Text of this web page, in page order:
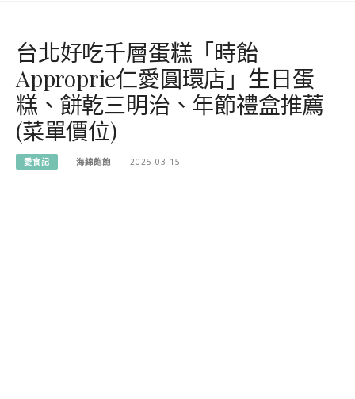
台北好吃千層蛋糕「時飴
Approprie仁愛圓環店」生日蛋
糕、餅乾三明治、年節禮盒推薦
(菜單價位)
愛食記 海綿飽飽 2025-03-15